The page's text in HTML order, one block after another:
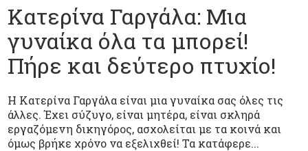
Κατερίνα Γαργάλα: Μια
γυναίκα όλα τα μπορεί!
Πήρε και δεύτερο πτυχίο!
Η Κατερίνα Γαργάλα είναι μια γυναίκα σας όλες τις
άλλες. Έχει σύζυγο, είναι μητέρα, είναι σκληρά
εργαζόμενη δικηγόρος, ασχολείται με τα κοινά και
όμως βρήκε χρόνο να εξελιχθεί! Τα κατάφερε...